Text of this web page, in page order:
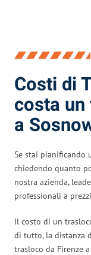
Costi di
costa
a
Se stai pianificando
chiedendo quanto
nostra azienda,
professionali a
Il costo di un
di tutto, la distanza
trasloco da Firenze